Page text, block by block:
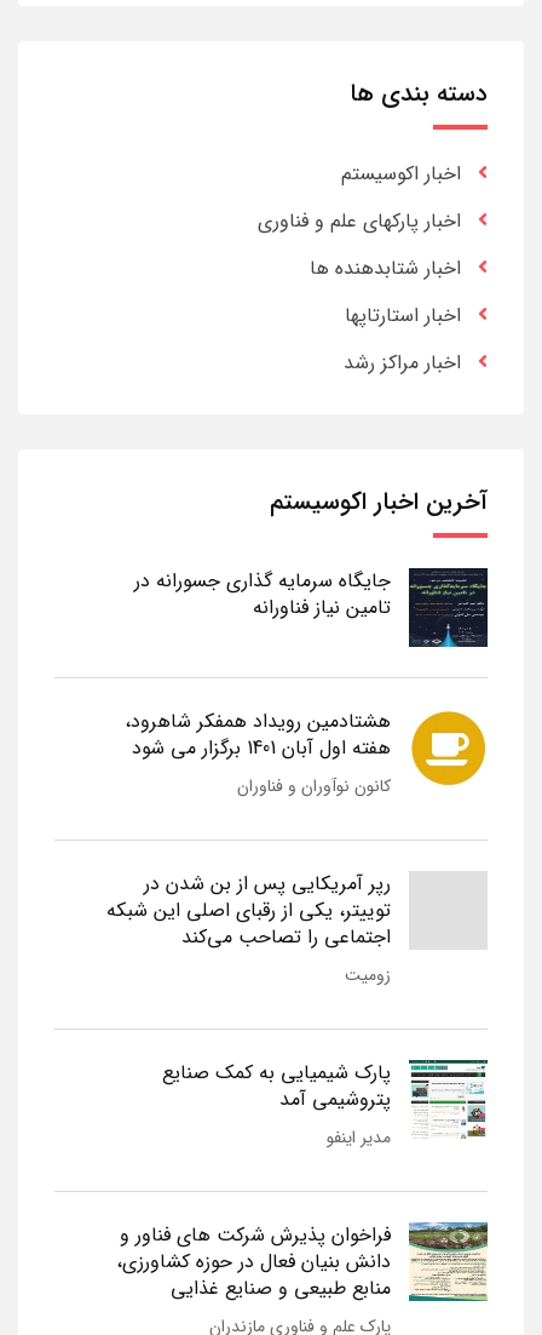
دسته بندی ها
اخبار اکوسیستم
اخبار پارکهای علم و فناوری
اخبار شتابدهنده ها
اخبار استارتاپها
اخبار مراکز رشد
آخرین اخبار اکوسیستم
جایگاه سرمایه گذاری جسورانه در
تامین نیاز فناورانه
هشتادمین رویداد همفکر شاهرود،
هفته اول آبان 1401 برگزار می شود
کانون نوآوران و فناوران
رپر آمریکایی پس از بن شدن در
توییتر، یکی از رقبای اصلی این شبکه
اجتماعی را تصاحب می‌کند
زومیت
پارک شیمیایی به کمک صنایع
پتروشیمی آمد
مدیر اینفو
فراخوان پذیرش شرکت های فناور و
دانش بنیان فعال در حوزه کشاورزی،
منابع طبیعی و صنایع غذایی
پارک علم و فناوری مازندران